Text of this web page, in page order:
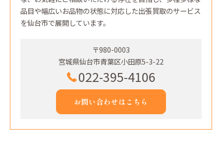
品目や幅広いお品物の状態に対応した出張買取のサービス
を仙台市で展開しています。
〒980-0003
宮城県仙台市青葉区小田原5-3-22
022-395-4106
お問い合わせはこちら